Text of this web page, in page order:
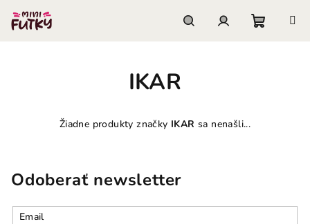
obsah
IKAR
Žiadne produkty značky IKAR sa nenašli...
Odoberať newsletter
Email